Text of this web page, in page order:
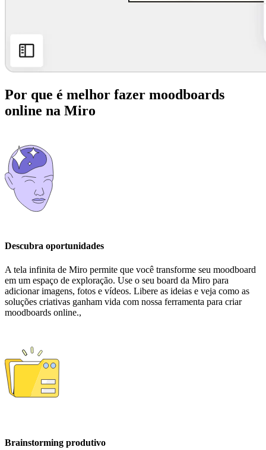
Por que é melhor fazer moodboards
online na Miro
Descubra oportunidades
A tela infinita de Miro permite que você transforme seu moodboard
em um espaço de exploração. Use o seu board da Miro para
adicionar imagens, fotos e vídeos. Libere as ideias e veja como as
soluções criativas ganham vida com nossa ferramenta para criar
moodboards online.,
Brainstorming produtivo